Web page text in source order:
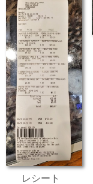
レシート